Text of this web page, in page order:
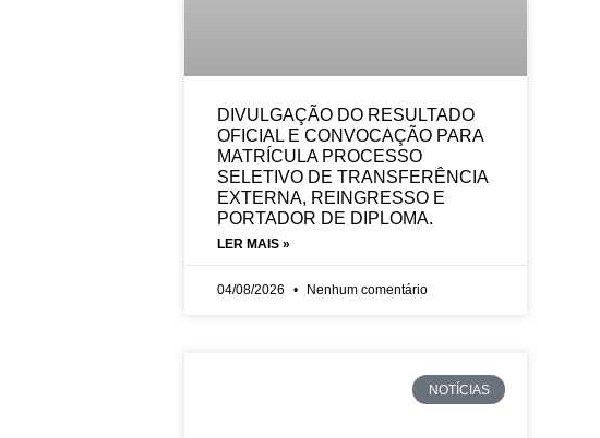
DIVULGAÇÃO DO RESULTADO
OFICIAL E CONVOCAÇÃO PARA
MATRÍCULA PROCESSO
SELETIVO DE TRANSFERÊNCIA
EXTERNA, REINGRESSO E
PORTADOR DE DIPLOMA.
LER MAIS »
04/08/2026 Nenhum comentário
NOTÍCIAS